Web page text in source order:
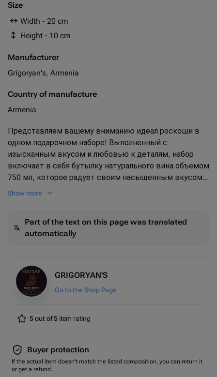
Size
Width - 20 cm
Height - 10 cm
Manufacturer
Grigoryan's, Armenia
Country of manufacture
Armenia
Представляем вашему вниманию идеал роскоши в
одном подарочном наборе! Выполненный с
изысканным вкусом и любовью к деталям, набор
включает в себя бутылку натурального вина объемом
750 мл, которое радует своим насыщенным вкусом и
тонким ароматом. Сладкая часть комплекта обещает
Милки Вей, Азорика и ROSHEN) в количестве 300 гр! А
все эти драгоценности упакованы в элегантную
набор - идеальное решение для праздничного подарка
или просто чтобы порадовать любимых людей в
любой день!
Show more
Part of the text on this page was translated
automatically
GRIGORYAN'S
Go to the Shop Page
5 out of 5 item rating
Buyer protection
If the actual item doesn't match the listed composition, you can return it
or get a refund.